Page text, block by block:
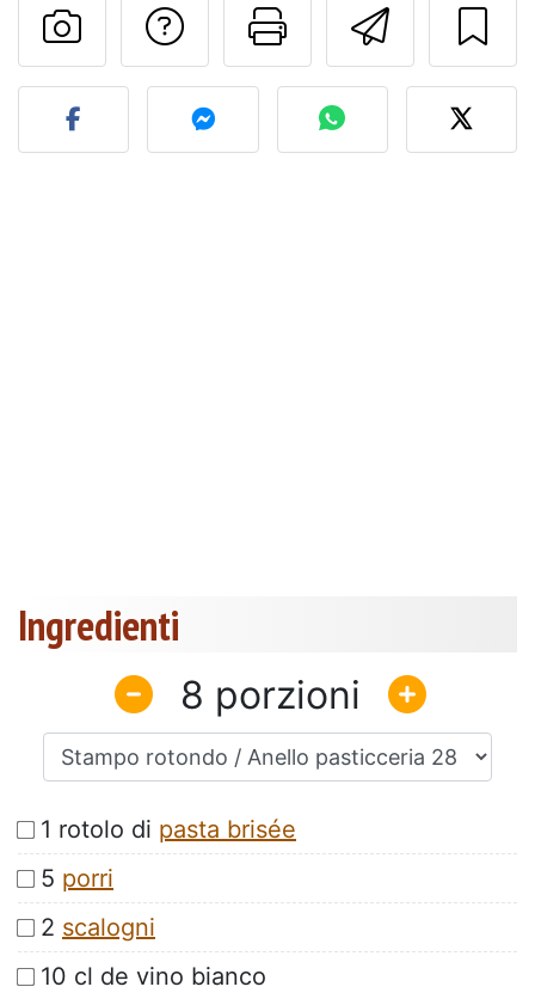
Invia
Stampa la
Contatta l'autore
Pubblica la foto di
Ingredienti
8
1 rotolo di pasta brisée
5 porri
2 scalogni
10 cl de vino bianco